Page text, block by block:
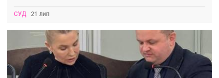
СУД 21 лип